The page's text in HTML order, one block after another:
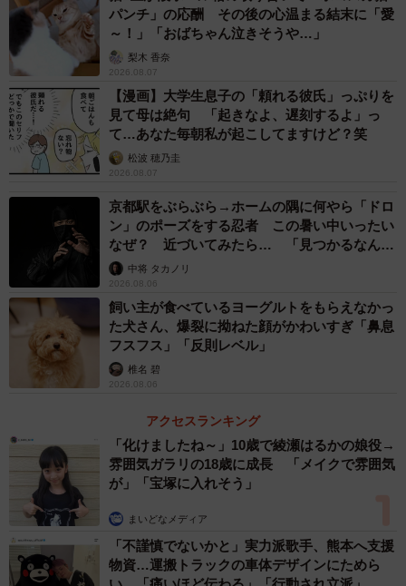
Ermineさんによると、動物病院に連れて行くために「洗濯
ネット」に入れるときも猫は喉を鳴らして甘えていて、
「こんなに警戒心もなく甘えん坊なら、野良では生きてい
けないだろう。飼い主さんがいたかもしれない…」と感じ
たそうです。すぐに警察署に拾得物の届けを提出し、
「（警察署で）拾得物を自宅で預かりますって署名もして
きたのでうちにいます」「９月までに飼い主さんが見つか
らなかったら正式にうちの子としてお迎えになるのでご安
心ください」とツイート。その猫愛に満ちた責任ある行動
に、多くの絶賛の声が寄せられました。
現在、まだ飼い主さんは見つかっていませんが、「少しず
つあちこちから連絡が来ているので助かっています」と、
Ermineさん。
ーネットで猫好きの家に行くのはよく聞くが、猫好きの車
のナンバーまで出回っているのか」と、愉快な声も寄せら
れた「可愛い当たり屋」。その” 運命的な出会いを描いた書
き下ろしのイラスト”
HANASU動画やアニメーションを制作するマルチクリエイ
ター／イラストレーターの、Ermineさんにお話を伺いまし
た。
パンチ」の応酬 その後の心温まる結末に「愛
～！」「おばちゃん泣きそうや…」
梨木 香奈
2026.08.07
【漫画】大学生息子の「頼れる彼氏」っぷりを
見て母は絶句 「起きなよ、遅刻するよ」っ
て…あなた毎朝私が起こしてますけど？笑
松波 穂乃圭
2026.08.07
京都駅をぶらぶら→ホームの隅に何やら「ドロ
ン」のポーズをする忍者 この暑い中いったい
なぜ？ 近づいてみたら… 「見つかるなんて
未熟」中将 タカノリ
2026.08.06
飼い主が食べているヨーグルトをもらえなかっ
た犬さん、爆裂に拗ねた顔がかわいすぎ「鼻息
フスフス」「反則レベル」
椎名 碧
2026.08.06
アクセスランキング
「化けましたね～」10歳で綾瀬はるかの娘役→
雰囲気ガラリの18歳に成長 「メイクで雰囲気
が」「宝塚に入れそう」
まいどなメディア
「不謹慎でないかと」実力派歌手、熊本へ支援
物資…運搬トラックの車体デザインにためら